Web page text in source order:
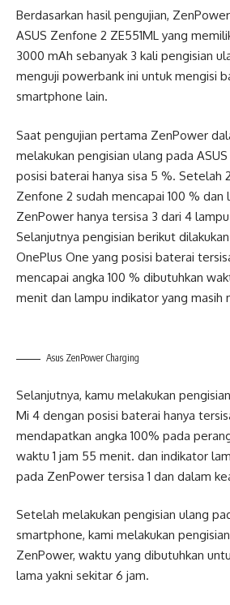
Berdasarkan hasil pengujian,
ASUS Zenfone 2 ZE551ML yang
3000 mAh sebanyak 3 kali pengisian
menguji powerbank ini untuk mengisi
smartphone lain.
Saat pengujian pertama ZenPower
melakukan pengisian ulang pada
posisi baterai hanya sisa 5 %. Setelah
Zenfone 2 sudah mencapai 100 %
ZenPower hanya tersisa 3 dari 4
Selanjutnya pengisian berikut
OnePlus One yang posisi baterai
mencapai angka 100 % dibutuhkan
menit dan lampu indikator yang masih
Asus ZenPower Charging
Selanjutnya, kamu melakukan
Mi 4 dengan posisi baterai hanya
mendapatkan angka 100% pada
waktu 1 jam 55 menit. dan indikator
pada ZenPower tersisa 1 dan dalam
Setelah melakukan pengisian ulang
smartphone, kami melakukan
ZenPower, waktu yang dibutuhkan
lama yakni sekitar 6 jam.